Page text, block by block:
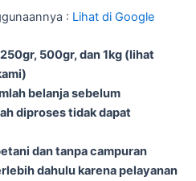
: Lihat di Google
500gr, dan 1kg (lihat
belanja sebelum
diproses tidak dapat
dan tanpa campuran
dahulu karena pelayanan